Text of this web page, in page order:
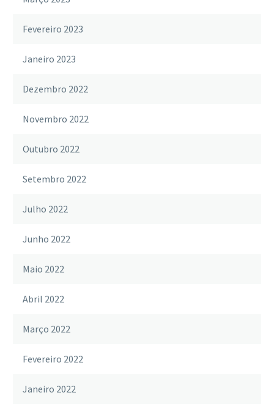
Fevereiro 2023
Janeiro 2023
Dezembro 2022
Novembro 2022
Outubro 2022
Setembro 2022
Julho 2022
Junho 2022
Maio 2022
Abril 2022
Março 2022
Fevereiro 2022
Janeiro 2022